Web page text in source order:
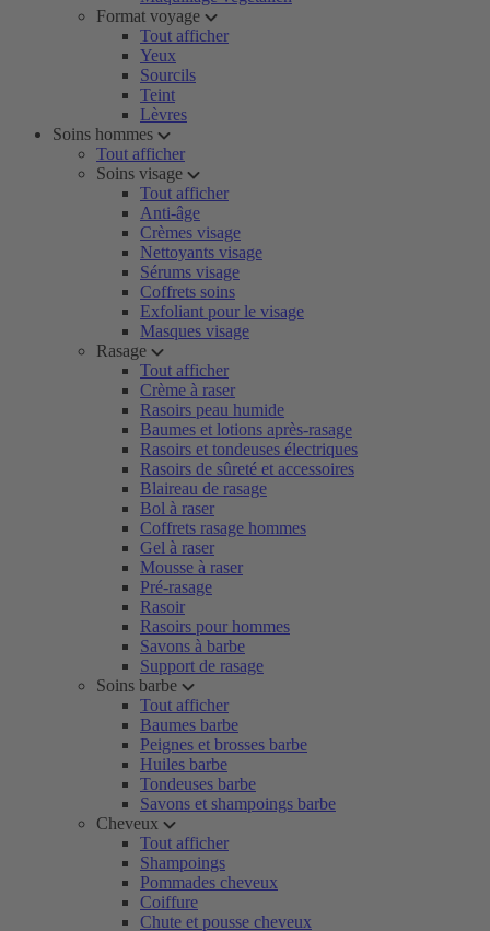
Format voyage
Tout afficher
Yeux
Sourcils
Teint
Lèvres
Soins hommes
Tout afficher
Soins visage
Tout afficher
Anti-âge
Crèmes visage
Nettoyants visage
Sérums visage
Coffrets soins
Exfoliant pour le visage
Masques visage
Rasage
Tout afficher
Crème à raser
Rasoirs peau humide
Baumes et lotions après-rasage
Rasoirs et tondeuses électriques
Rasoirs de sûreté et accessoires
Blaireau de rasage
Bol à raser
Coffrets rasage hommes
Gel à raser
Mousse à raser
Pré-rasage
Rasoir
Rasoirs pour hommes
Savons à barbe
Support de rasage
Soins barbe
Tout afficher
Baumes barbe
Peignes et brosses barbe
Huiles barbe
Tondeuses barbe
Savons et shampoings barbe
Cheveux
Tout afficher
Shampoings
Pommades cheveux
Coiffure
Chute et pousse cheveux